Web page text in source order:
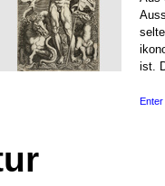
ist.
Enter